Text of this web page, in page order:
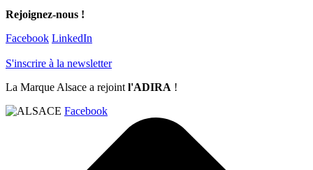
Rejoignez-nous !
Facebook LinkedIn
S'inscrire à la newsletter
La Marque Alsace a rejoint l'ADIRA !
Facebook